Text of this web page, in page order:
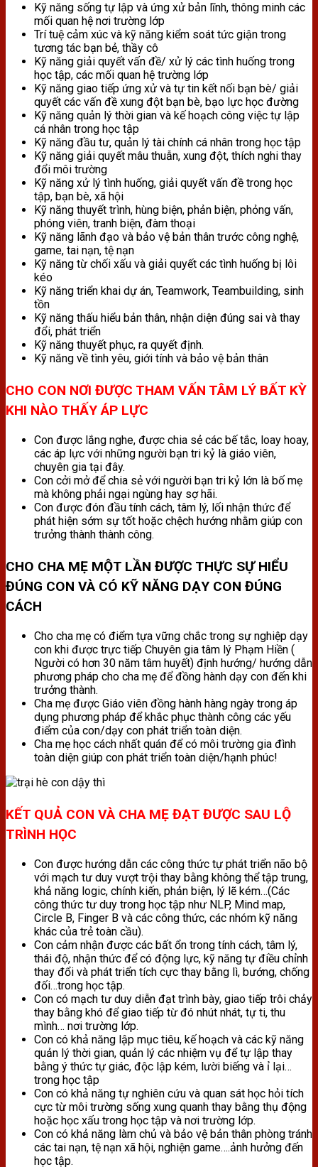
Kỹ năng sống tự lập và ứng xử bản lĩnh, thông minh các
mối quan hệ nơi trường lớp
Trí tuệ cảm xúc và kỹ năng kiểm soát tức giận trong
tương tác bạn bẻ, thầy cô
Kỹ năng giải quyết vấn đề/ xử lý các tình huống trong
học tập, các mối quan hệ trường lớp
Kỹ năng giao tiếp ứng xử và tự tin kết nối bạn bè/ giải
quyết các vấn đề xung đột bạn bè, bạo lực học đường
Kỹ năng quản lý thời gian và kế hoạch công việc tự lập
cá nhân trong học tập
Kỹ năng đầu tư, quản lý tài chính cá nhân trong học tập
Kỹ năng giải quyết mâu thuẫn, xung đột, thích nghi thay
đổi môi trường
Kỹ năng xử lý tình huống, giải quyết vấn đề trong học
tập, bạn bè, xã hội
Kỹ năng thuyết trình, hùng biện, phản biện, phỏng vấn,
phóng viên, tranh biện, đàm thoại
Kỹ năng lãnh đạo và bảo vệ bản thân trước công nghệ,
game, tai nạn, tệ nạn
Kỹ năng từ chối xấu và giải quyết các tình huống bị lôi
kéo
Kỹ năng triển khai dự án, Teamwork, Teambuilding, sinh
tồn
Kỹ năng thấu hiểu bản thân, nhận diện đúng sai và thay
đổi, phát triển
Kỹ năng thuyết phục, ra quyết định.
Kỹ năng về tình yêu, giới tính và bảo vệ bản thân
CHO CON NƠI ĐƯỢC THAM VẤN TÂM LÝ BẤT KỲ
KHI NÀO THẤY ÁP LỰC
Con được lắng nghe, được chia sẻ các bế tắc, loay hoay,
các áp lực với những người bạn tri kỷ là giáo viên,
chuyên gia tại đây.
Con cởi mở để chia sẻ với người bạn tri kỷ lớn là bố mẹ
mà không phải ngại ngùng hay sợ hãi.
Con được đón đầu tính cách, tâm lý, lối nhận thức để
phát hiện sớm sự tốt hoặc chệch hướng nhằm giúp con
trưởng thành thành công.
CHO CHA MẸ MỘT LẦN ĐƯỢC THỰC SỰ HIỂU
ĐÚNG CON VÀ CÓ KỸ NĂNG DẠY CON ĐÚNG
CÁCH
Cho cha mẹ có điểm tựa vững chắc trong sự nghiệp dạy
con khi được trực tiếp Chuyên gia tâm lý Phạm Hiền (
Người có hơn 30 năm tâm huyết) định hướng/ hướng dẫn
phương pháp cho cha mẹ để đồng hành dạy con đến khi
trưởng thành.
Cha mẹ được Giáo viên đồng hành hàng ngày trong áp
dụng phương pháp để khắc phục thành công các yếu
điểm của con/dạy con phát triển toàn diện.
Cha mẹ học cách nhất quán để có môi trường gia đình
toàn diện giúp con phát triển toàn diện/hạnh phúc!
KẾT QUẢ CON VÀ CHA MẸ ĐẠT ĐƯỢC SAU LỘ
TRÌNH HỌC
Con được hướng dẫn các công thức tự phát triển não bộ
với mạch tư duy vượt trội thay bằng không thể tập trung,
khả năng logic, chính kiến, phản biện, lý lẽ kém…(Các
công thức tư duy trong học tập như NLP, Mind map,
Circle B, Finger B và các công thức, các nhóm kỹ năng
khác của trẻ toàn cầu).
Con cảm nhận được các bất ổn trong tính cách, tâm lý,
thái độ, nhận thức để có động lực, kỹ năng tự điều chỉnh
thay đổi và phát triển tích cực thay bằng lì, bướng, chống
đối…trong học tập.
Con có mạch tư duy diễn đạt trình bày, giao tiếp trôi chảy
thay bằng khó để giao tiếp từ đó nhút nhát, tự ti, thu
mình… nơi trường lớp.
Con có khả năng lập mục tiêu, kế hoạch và các kỹ năng
quản lý thời gian, quản lý các nhiệm vụ để tự lập thay
bằng ý thức tự giác, độc lập kém, lười biếng và ỉ lại…
trong học tập
Con có khả năng tự nghiên cứu và quan sát học hỏi tích
cực từ môi trường sống xung quanh thay bằng thụ động
hoặc học xấu trong học tập và nơi trường lớp.
Con có khả năng làm chủ và bảo vệ bản thân phòng tránh
các tai nạn, tệ nạn xã hội, nghiện game….ảnh hưởng đến
học tập.